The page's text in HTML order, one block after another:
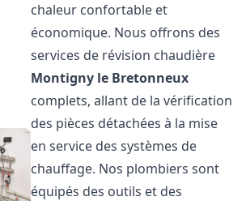
chaleur confortable et
économique. Nous offrons des
services de révision chaudière
Montigny le Bretonneux
complets, allant de la vérification
des pièces détachées à la mise
en service des systèmes de
chauffage. Nos plombiers sont
équipés des outils et des